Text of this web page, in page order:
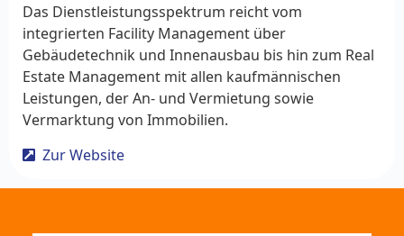
Das Dienstleistungsspektrum reicht vom
integrierten Facility Management über
Gebäudetechnik und Innenausbau bis hin zum Real
Estate Management mit allen kaufmännischen
Leistungen, der An- und Vermietung sowie
Vermarktung von Immobilien.
Zur Website